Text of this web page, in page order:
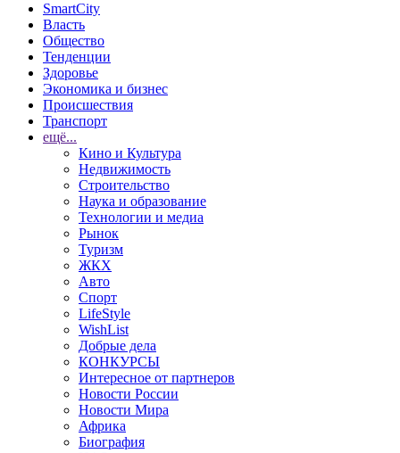
SmartCity
Власть
Общество
Тенденции
Здоровье
Экономика и бизнес
Происшествия
Транспорт
ещё...
Кино и Культура
Недвижимость
Строительство
Наука и образование
Технологии и медиа
Рынок
Туризм
ЖКХ
Авто
Спорт
LifeStyle
WishList
Добрые дела
КОНКУРСЫ
Интересное от партнеров
Новости России
Новости Мира
Африка
Биография